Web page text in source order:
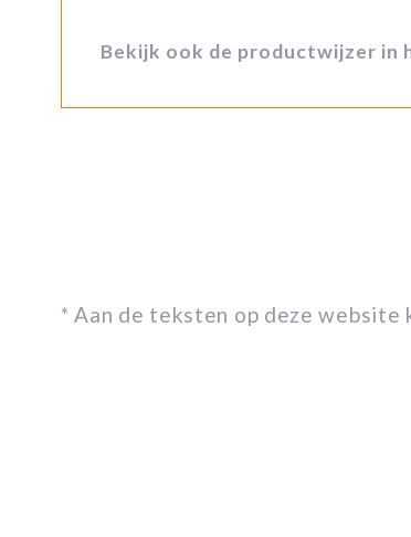
Bekijk ook de productwijzer in
* Aan de teksten op deze